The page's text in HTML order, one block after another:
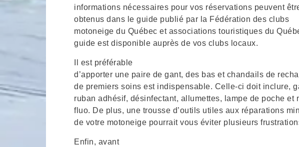
informations nécessaires pour vos réservations peuvent
obtenus dans le guide publié par la Fédération des clubs
motoneige du Québec et associations touristiques du
guide est disponible auprès de vos clubs locaux.
Il est préférable
d’apporter une paire de gant, des bas et chandails de
de premiers soins est indispensable. Celle-ci doit inclure,
ruban adhésif, désinfectant, allumettes, lampe de poche et
fluo. De plus, une trousse d’outils utiles aux réparations
de votre motoneige pourrait vous éviter plusieurs
Enfin, avant